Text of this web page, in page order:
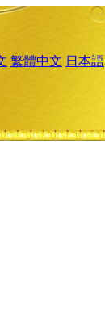
繁體中文 日本語